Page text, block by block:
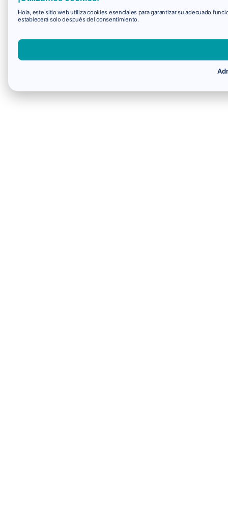
Hola, este sitio web utiliza cookies esenciales para garantizar su adecuado
establecerá solo después del consentimiento.